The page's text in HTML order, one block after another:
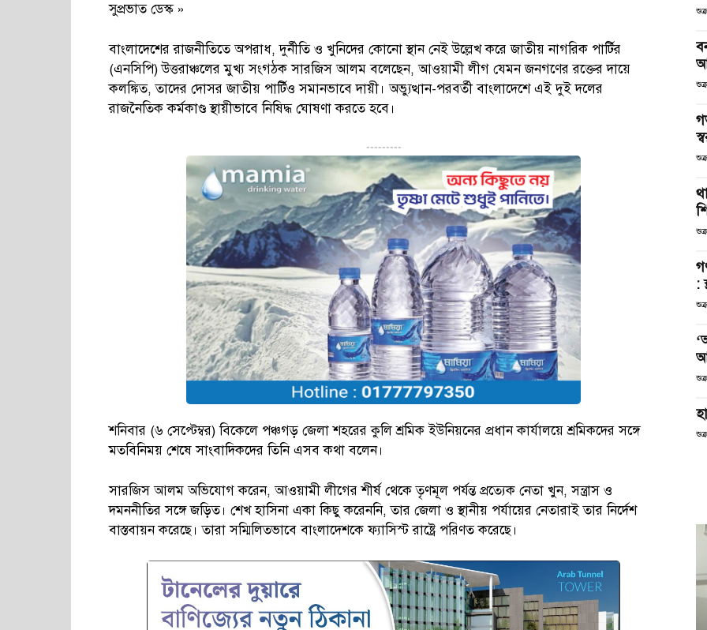
সুপ্রভাত ডেস্ক »
বাংলাদেশের রাজনীতিতে অপরাধ, দুর্নীতি ও খুনিদের কোনো স্থান নেই উল্লেখ করে জাতীয় নাগরিক পার্টির
(এনসিপি) উত্তরাঞ্চলের মুখ্য সংগঠক সারজিস আলম বলেছেন, আওয়ামী লীগ যেমন জনগণের রক্তের দায়ে
কলঙ্কিত, তাদের দোসর জাতীয় পার্টিও সমানভাবে দায়ী। অভ্যুত্থান-পরবর্তী বাংলাদেশে এই দুই দলের
রাজনৈতিক কর্মকাণ্ড স্থায়ীভাবে নিষিদ্ধ ঘোষণা করতে হবে।
---------
শনিবার (৬ সেপ্টেম্বর) বিকেলে পঞ্চগড় জেলা শহরের কুলি শ্রমিক ইউনিয়নের প্রধান কার্যালয়ে শ্রমিকদের সঙ্গে
মতবিনিময় শেষে সাংবাদিকদের তিনি এসব কথা বলেন।
সারজিস আলম অভিযোগ করেন, আওয়ামী লীগের শীর্ষ থেকে তৃণমূল পর্যন্ত প্রত্যেক নেতা খুন, সন্ত্রাস ও
দমননীতির সঙ্গে জড়িত। শেখ হাসিনা একা কিছু করেননি, তার জেলা ও স্থানীয় পর্যায়ের নেতারাই তার নির্দেশ
বাস্তবায়ন করেছে। তারা সম্মিলিতভাবে বাংলাদেশকে ফ্যাসিস্ট রাষ্ট্রে পরিণত করেছে।
: